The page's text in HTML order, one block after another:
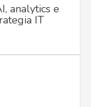
analytics e
IT